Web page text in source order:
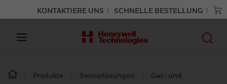
KONTAKTIERE UNS SCHNELLE BESTELLUNG
Produkte Sensorlösungen
Gas- und